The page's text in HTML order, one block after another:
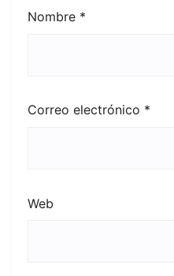
Nombre *
Correo electrónico *
Web